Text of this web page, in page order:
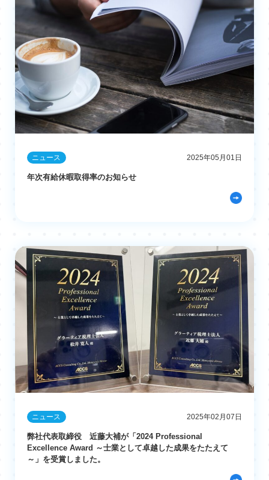
ニュース 2025年05月01日
年次有給休暇取得率のお知らせ
ニュース 2025年02月07日
弊社代表取締役 近藤大補が「2024 Professional
Excellence Award ～士業として卓越した成果をたたえて
～」を受賞しました。